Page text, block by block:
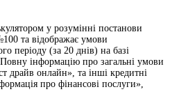
у розумінні постанови
та відображає умови
періоду (за 20 днів) на базі
інформацію про загальні умови
драйв онлайн», та інші кредитні
про фінансові послуги»,